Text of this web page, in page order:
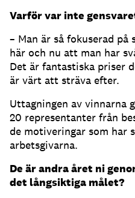
Varför var inte
– Man är så fokuserad
här och nu att man har
Det är fantastiska priser
är värt att sträva efter.
Uttagningen av vinnarna
20 representanter från
de motiveringar som har
arbetsgivarna.
De är andra året ni
det långsiktiga målet?